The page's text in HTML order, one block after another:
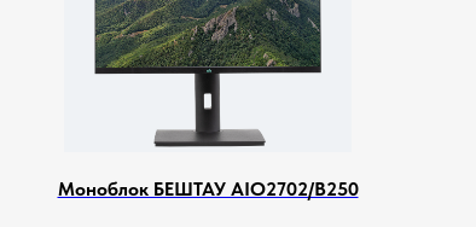
Моноблок БЕШТАУ AIO2702/B250